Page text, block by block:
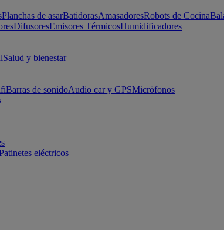
Planchas de asarBatidorasAmasadoresRobots de Cocina
DifusoresEmisores TérmicosHumidificadores
Salud y bienestar
Barras de sonidoAudio car y GPSMicrófonos
eléctricos